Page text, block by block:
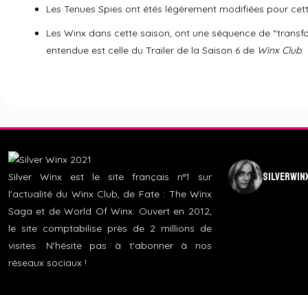
Les Tenues Spies ont étés légèrement modifiées pour
Les Winx dans cette saison, ont une séquence de
entendue est celle du Trailer de la Saison 6 de Winx Club.
Silver Winx est le site français n°1 sur
l'actualité du Winx Club, de Fate : The Winx
Saga et de World Of Winx. Ouvert en 2012,
le site comptabilise près de 2 millions de
visites. N'hésite pas à t'abonner à nos
réseaux sociaux !